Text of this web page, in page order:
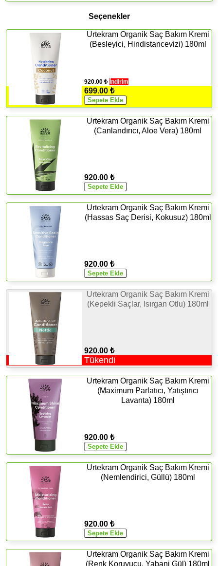
Seçenekler
Urtekram Organik Saç Bakım Kremi
(Besleyici, Hindistancevizi) 180ml
920.00 ₺ İndirim
699.00 ₺
Urtekram Organik Saç Bakım Kremi
(Canlandırıcı, Aloe Vera) 180ml
920.00 ₺
Urtekram Organik Saç Bakım Kremi
(Hassas Saç Derisi, Kokusuz) 180ml
920.00 ₺
Urtekram Organik Saç Bakım Kremi
(Kepekli Saçlar, Isırgan Otlu) 180ml
920.00 ₺
Tükendi
Urtekram Organik Saç Bakım Kremi
(Maximum Parlatıcı, Yatıştırıcı
Lavanta) 180ml
920.00 ₺
Urtekram Organik Saç Bakım Kremi
(Nemlendirici, Güllü) 180ml
920.00 ₺
Urtekram Organik Saç Bakım Kremi
(Renk Koruyucu, Yabani Gül) 180ml